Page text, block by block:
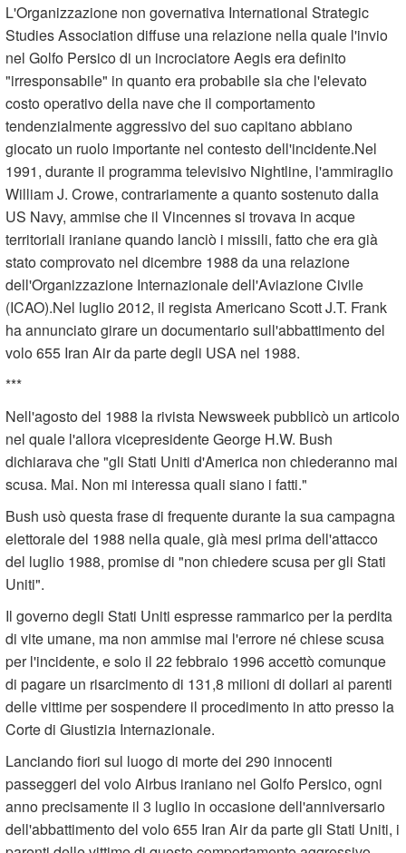
L'Organizzazione non governativa International Strategic
Studies Association diffuse una relazione nella quale l'invio
nel Golfo Persico di un incrociatore Aegis era definito
"irresponsabile" in quanto era probabile sia che l'elevato
costo operativo della nave che il comportamento
tendenzialmente aggressivo del suo capitano abbiano
giocato un ruolo importante nel contesto dell'incidente.Nel
1991, durante il programma televisivo Nightline, l'ammiraglio
William J. Crowe, contrariamente a quanto sostenuto dalla
US Navy, ammise che il Vincennes si trovava in acque
territoriali iraniane quando lanciò i missili, fatto che era già
stato comprovato nel dicembre 1988 da una relazione
dell'Organizzazione Internazionale dell'Aviazione Civile
(ICAO).Nel luglio 2012, il regista Americano Scott J.T. Frank
ha annunciato girare un documentario sull'abbattimento del
volo 655 Iran Air da parte degli USA nel 1988.
***
Nell'agosto del 1988 la rivista Newsweek pubblicò un articolo
nel quale l'allora vicepresidente George H.W. Bush
dichiarava che "gli Stati Uniti d'America non chiederanno mai
scusa. Mai. Non mi interessa quali siano i fatti."
Bush usò questa frase di frequente durante la sua campagna
elettorale del 1988 nella quale, già mesi prima dell'attacco
del luglio 1988, promise di "non chiedere scusa per gli Stati
Uniti".
Il governo degli Stati Uniti espresse rammarico per la perdita
di vite umane, ma non ammise mai l'errore né chiese scusa
per l'incidente, e solo il 22 febbraio 1996 accettò comunque
di pagare un risarcimento di 131,8 milioni di dollari ai parenti
delle vittime per sospendere il procedimento in atto presso la
Corte di Giustizia Internazionale.
Lanciando fiori sul luogo di morte dei 290 innocenti
passeggeri del volo Airbus iraniano nel Golfo Persico, ogni
anno precisamente il 3 luglio in occasione dell'anniversario
dell'abbattimento del volo 655 Iran Air da parte gli Stati Uniti, i